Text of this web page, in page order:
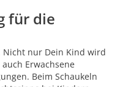
für die
Nicht nur Dein Kind wird
Erwachsene
Beim Schaukeln